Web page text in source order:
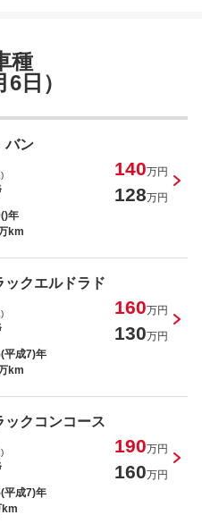
種
日）
バン
140万円
128万円
年
km
ックエルドラド
160万円
130万円
平成7)年
km
ックコンコース
190万円
160万円
平成7)年
km